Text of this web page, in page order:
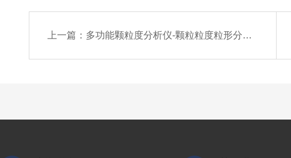
上一篇： 多功能颗粒度分析仪-颗粒粒度粒形分析仪器